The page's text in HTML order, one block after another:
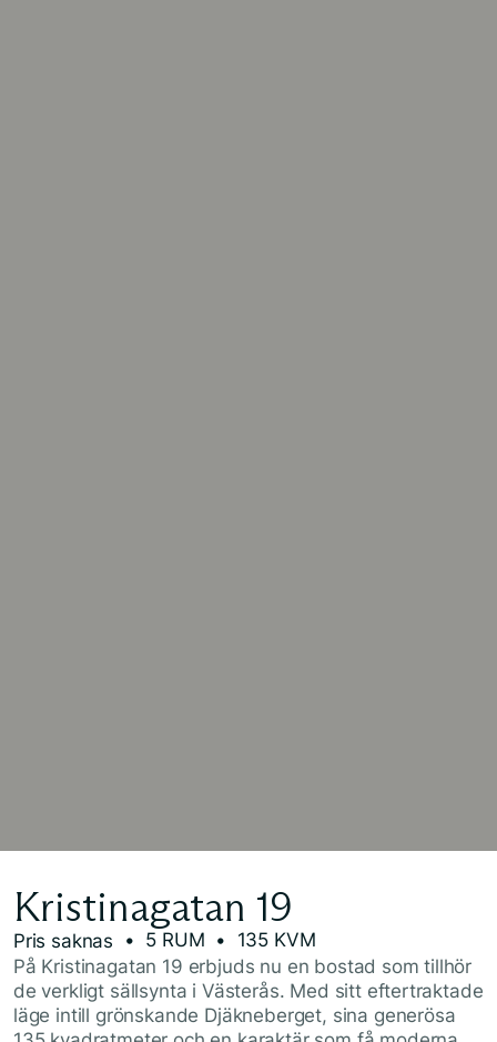
Kristinagatan 19
Pris saknas • 5 RUM • 135 KVM
På Kristinagatan 19 erbjuds nu en bostad som tillhör
de verkligt sällsynta i Västerås. Med sitt eftertraktade
läge intill grönskande Djäkneberget, sina generösa